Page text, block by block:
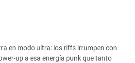
en modo ultra: los riffs irrumpen con
up a esa energía punk que tanto